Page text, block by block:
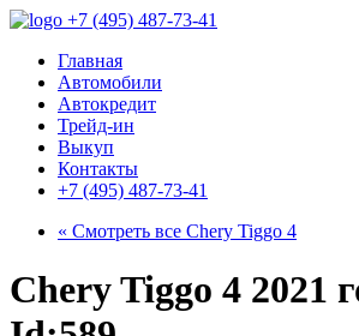
+7 (495) 487-73-41
Главная
Автомобили
Автокредит
Трейд-ин
Выкуп
Контакты
+7 (495) 487-73-41
« Смотреть все Chery Tiggo 4
Chery Tiggo 4 2021